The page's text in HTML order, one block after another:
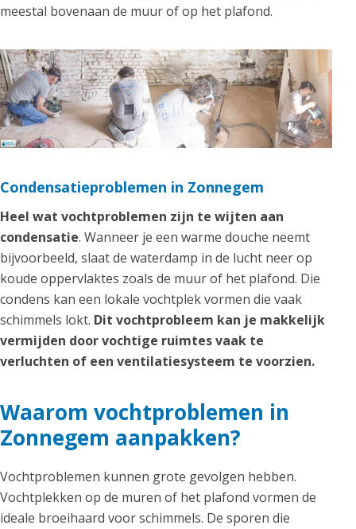
meestal bovenaan de muur of op het plafond.
Condensatieproblemen in Zonnegem
Heel wat vochtproblemen zijn te wijten aan
condensatie. Wanneer je een warme douche neemt
bijvoorbeeld, slaat de waterdamp in de lucht neer op
koude oppervlaktes zoals de muur of het plafond. Die
condens kan een lokale vochtplek vormen die vaak
schimmels lokt. Dit vochtprobleem kan je makkelijk
vermijden door vochtige ruimtes vaak te
verluchten of een ventilatiesysteem te voorzien.
Waarom vochtproblemen in
Zonnegem aanpakken?
Vochtproblemen kunnen grote gevolgen hebben.
Vochtplekken op de muren of het plafond vormen de
ideale broeihaard voor schimmels. De sporen die